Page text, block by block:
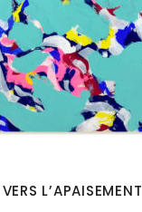
VERS L’APAISEMENT